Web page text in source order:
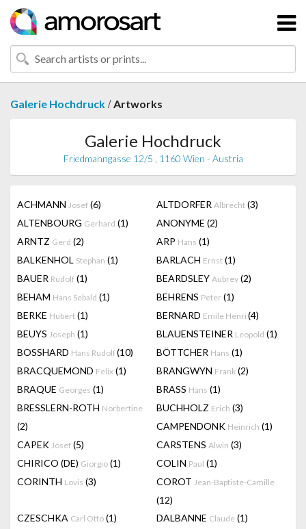
Galerie Hochdruck /Artworks
Galerie Hochdruck
Friedmanngasse 12/5 , 1160 Wien - Austria
ACHMANN Josef (6) ALTDORFER Albrecht (3)
ALTENBOURG Gerhard (1) ANONYME (2)
ARNTZ Gerd (2) ARP Hans (1)
BALKENHOL Stephan (1) BARLACH Ernst (1)
BAUER Rudolf (1) BEARDSLEY Aubrey (2)
BEHAM Hans Sebald (1) BEHRENS Peter (1)
BERKE Hubert (1) BERNARD Emile Henri (4)
BEUYS Joseph (1) BLAUENSTEINER Leopold (1)
BOSSHARD Hans Rudolf(10) BÖTTCHER Hans (1)
BRACQUEMOND Felix (1) BRANGWYN Frank (2)
BRAQUE Georges (1) BRASS Hans (1)
BRESSLERN-ROTH Norbertine
(2)
BUCHHOLZ Erich (3)
CAMPENDONK Heinrich (1)
CAPEK Josef (5) CARSTENS Alwin (3)
CHIRICO (DE) Giorgio (1) COLIN Paul (1)
CORINTH Lovis (3) COROT Jean-Baptiste-Camille
(12)
CZESCHKA Carl Otto (1) DALBANNE Claude (1)